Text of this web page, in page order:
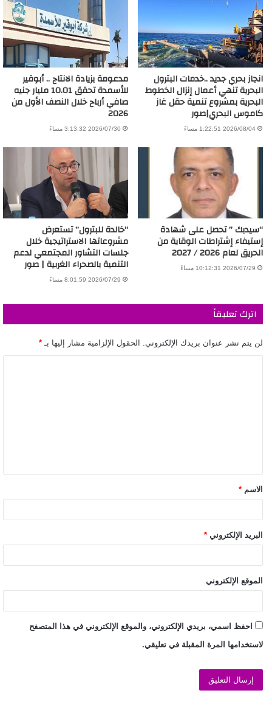
انجاز بحري جديد ..خدمات البترول
البحرية تنهي أعمال إنزال الخطوط
البحرية بمشروع تنمية حقل غاز
كاموس البحري|صور
2026/08/04 1:22:51 مساءً
مدعومة بزيادة الانتاج .. أبوقير
للأسمدة تحقق 10.01 مليار جنيه
صافي أرباح خلال النصف الأول من
2026
2026/07/30 3:13:32 مساءً
“سيدبك ” تحصل على شهادة
إستيفاء إشتراطات الوقاية من
الحريق لعام 2026 / 2027
2026/07/29 10:12:31 مساءً
“خالدة للبترول” تستعرض
مشروعاتها الاستراتيجية خلال
جلسات التشاور المجتمعي لدعم
التنمية بالصحراء الغربية | صور
2026/07/29 8:01:59 مساءً
اترك تعليقاً
لن يتم نشر عنوان بريدك الإلكتروني. الحقول الإلزامية مشار إليها بـ *
الاسم *
البريد الإلكتروني *
الموقع الإلكتروني
احفظ اسمي، بريدي الإلكتروني، والموقع الإلكتروني في هذا المتصفح
لاستخدامها المرة المقبلة في تعليقي.